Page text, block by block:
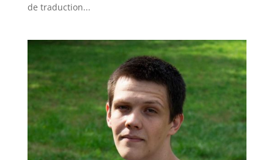
de traduction...